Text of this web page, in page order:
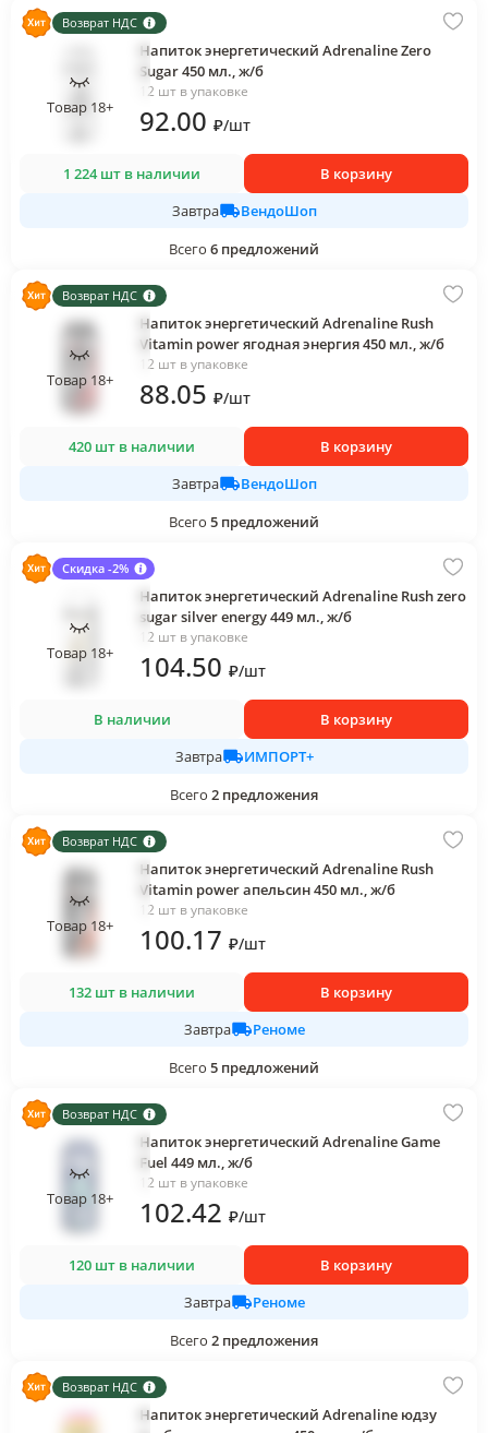
Возврат НДС
Товар 18+
Напиток энергетический Adrenaline Zero
Sugar 450 мл., ж/б
12 шт в упаковке
92.00 ₽/шт
1 224 шт в наличии
В корзину
Завтра
ВендоШоп
Всего 6 предложений
Возврат НДС
Товар 18+
Напиток энергетический Adrenaline Rush
Vitamin power ягодная энергия 450 мл., ж/б
12 шт в упаковке
88.05 ₽/шт
420 шт в наличии
В корзину
Завтра
ВендоШоп
Всего 5 предложений
Скидка -2%
Товар 18+
Напиток энергетический Adrenaline Rush zero
sugar silver energy 449 мл., ж/б
12 шт в упаковке
104.50 ₽/шт
В наличии
В корзину
Завтра
ИМПОРТ+
Всего 2 предложения
Возврат НДС
Товар 18+
Напиток энергетический Adrenaline Rush
Vitamin power апельсин 450 мл., ж/б
12 шт в упаковке
100.17 ₽/шт
132 шт в наличии
В корзину
Завтра
Реноме
Всего 5 предложений
Возврат НДС
Товар 18+
Напиток энергетический Adrenaline Game
Fuel 449 мл., ж/б
12 шт в упаковке
102.42 ₽/шт
120 шт в наличии
В корзину
Завтра
Реноме
Всего 2 предложения
Возврат НДС
Напиток энергетический Adrenaline юдзу